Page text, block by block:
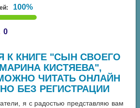
100%
0
К КНИГЕ "СЫН СВОЕГО
КИСТЯЕВА",
ЧИТАТЬ ОНЛАЙН
БЕЗ РЕГИСТРАЦИИ
я с радостью представляю вам